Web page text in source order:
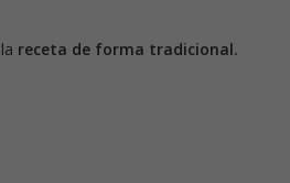
receta de forma tradicional.